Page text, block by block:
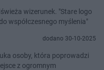
wizerunek. "Stare logo
współczesnego myślenia"
dodano 30-10-2025
osoby, która poprowadzi
z ogromnym